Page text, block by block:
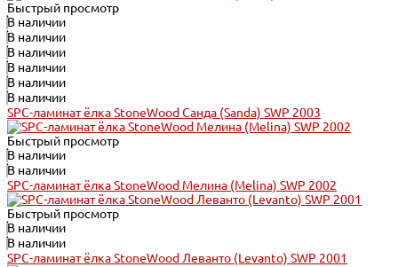
Быстрый просмотр
В наличии
В наличии
В наличии
В наличии
В наличии
В наличии
SPC-ламинат ёлка StoneWood Санда (Sanda) SWP 2003
Быстрый просмотр
В наличии
В наличии
SPC-ламинат ёлка StoneWood Мелина (Melina) SWP 2002
Быстрый просмотр
В наличии
В наличии
SPC-ламинат ёлка StoneWood Леванто (Levanto) SWP 2001